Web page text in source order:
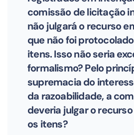
comissão de licitação
não julgará o recurso
que não foi
itens. Isso não seria
formalismo? Pelo
supremacia do
da razoabilidade, a
deveria julgar o
os itens?